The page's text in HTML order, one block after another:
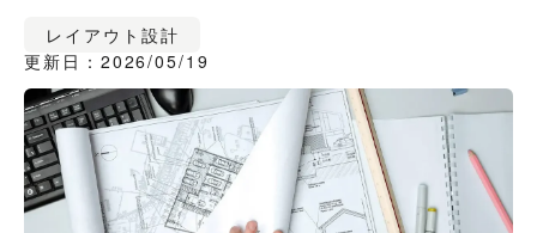
レイアウト設計
更新日：2026/05/19